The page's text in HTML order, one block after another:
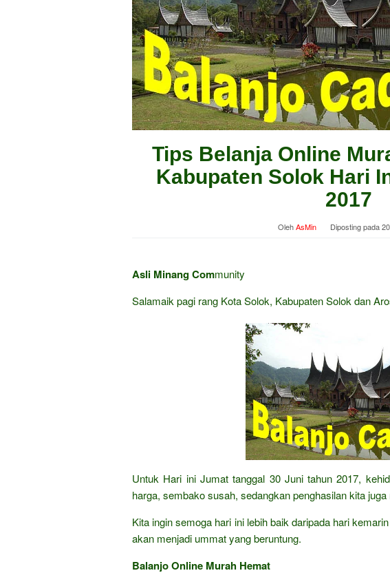
Tips Belanja Online
Kabupaten Solok Hari
2017
OlehAsMin Diposting pada
Asli Minang Community
Salamaik pagi rang Kota Solok, Kabupaten Solok dan
Untuk Hari ini Jumat tanggal 30 Juni tahun 2017,
harga, sembako susah, sedangkan penghasilan kita
Kita ingin semoga hari ini lebih baik daripada hari
akan menjadi ummat yang beruntung.
Balanjo Online Murah Hemat